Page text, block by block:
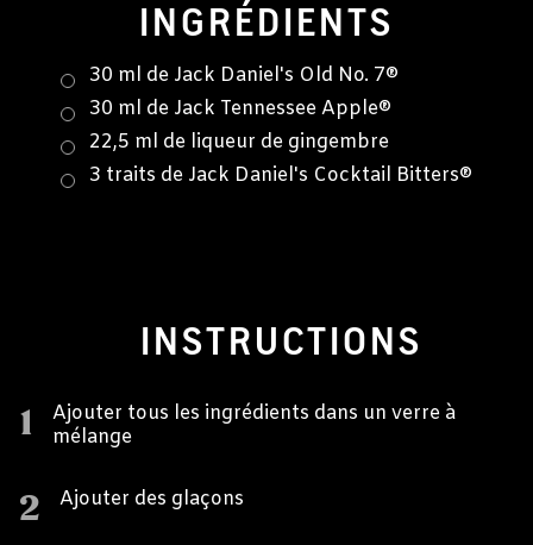
INGRÉDIENTS
30 ml de Jack Daniel's Old No. 7®
30 ml de Jack Tennessee Apple®
22,5 ml de liqueur de gingembre
3 traits de Jack Daniel's Cocktail Bitters®
INSTRUCTIONS
1
Ajouter tous les ingrédients dans un verre à
mélange
2 Ajouter des glaçons